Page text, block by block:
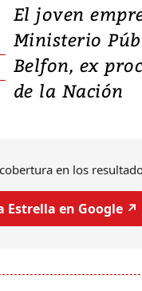
El joven
Ministerio
Belfon, ex
de la Nación
en los
Estrella en Google ↗️
deja
7,1 se